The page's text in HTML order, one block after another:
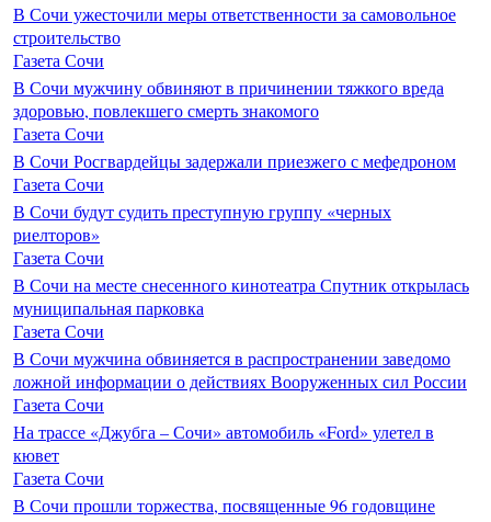
В Сочи ужесточили меры ответственности за самовольное
строительство
Газета Сочи
В Сочи мужчину обвиняют в причинении тяжкого вреда
здоровью, повлекшего смерть знакомого
Газета Сочи
В Сочи Росгвардейцы задержали приезжего с мефедроном
Газета Сочи
В Сочи будут судить преступную группу «черных
риелторов»
Газета Сочи
В Сочи на месте снесенного кинотеатра Спутник открылась
муниципальная парковка
Газета Сочи
В Сочи мужчина обвиняется в распространении заведомо
ложной информации о действиях Вооруженных сил России
Газета Сочи
На трассе «Джубга – Сочи» автомобиль «Ford» улетел в
кювет
Газета Сочи
В Сочи прошли торжества, посвященные 96 годовщине